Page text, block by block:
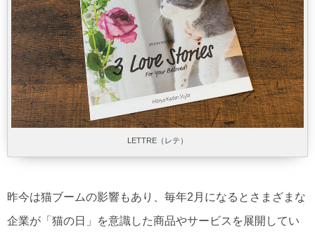
LETTRE（レテ）
昨今は猫ブームの影響もあり、毎年2月になるとさまざまな
企業が「猫の日」を意識した商品やサービスを展開してい